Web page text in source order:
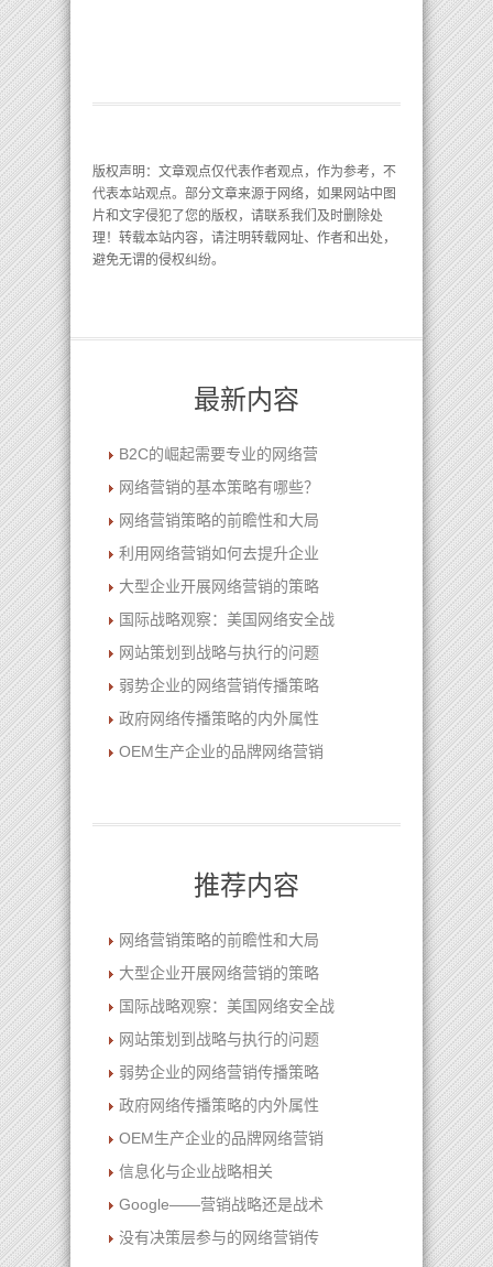
版权声明 ：文章观点仅代表作者观点，作为参考，不
代表本站观点。部分文章来源于网络，如果网站中图
片和文字侵犯了您的版权，请联系我们及时删除处
理！转载本站内容，请注明转载网址、作者和出处，
避免无谓的侵权纠纷。
最新内容
B2C的崛起需要专业的网络营
网络营销的基本策略有哪些？
网络营销策略的前瞻性和大局
利用网络营销如何去提升企业
大型企业开展网络营销的策略
国际战略观察：美国网络安全战
网站策划到战略与执行的问题
弱势企业的网络营销传播策略
政府网络传播策略的内外属性
OEM生产企业的品牌网络营销
推荐内容
网络营销策略的前瞻性和大局
大型企业开展网络营销的策略
国际战略观察：美国网络安全战
网站策划到战略与执行的问题
弱势企业的网络营销传播策略
政府网络传播策略的内外属性
OEM生产企业的品牌网络营销
信息化与企业战略相关
Google――营销战略还是战术
没有决策层参与的网络营销传